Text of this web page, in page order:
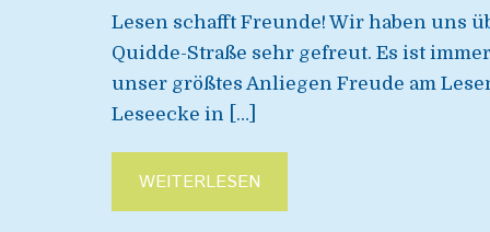
Lesen schafft Freunde! Wir haben uns
Quidde-Straße sehr gefreut. Es ist
unser größtes Anliegen Freude am
Leseecke in […]
WEITERLESEN